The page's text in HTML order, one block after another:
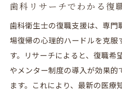
歯科リサーチでわかる復
歯科衛生士の復職支援は、専門
場復帰の心理的ハードルを克服
す。リサーチによると、復職希
やメンター制度の導入が効果的
ます。これにより、最新の医療